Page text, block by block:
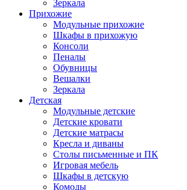
Зеркала
Прихожие
Модульные прихожие
Шкафы в прихожую
Консоли
Пеналы
Обувницы
Вешалки
Зеркала
Детская
Модульные детские
Детские кровати
Детские матрасы
Кресла и диваны
Столы письменные и ПК
Игровая мебель
Шкафы в детскую
Комоды